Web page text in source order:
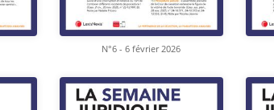
N°6 - 6 février 2026